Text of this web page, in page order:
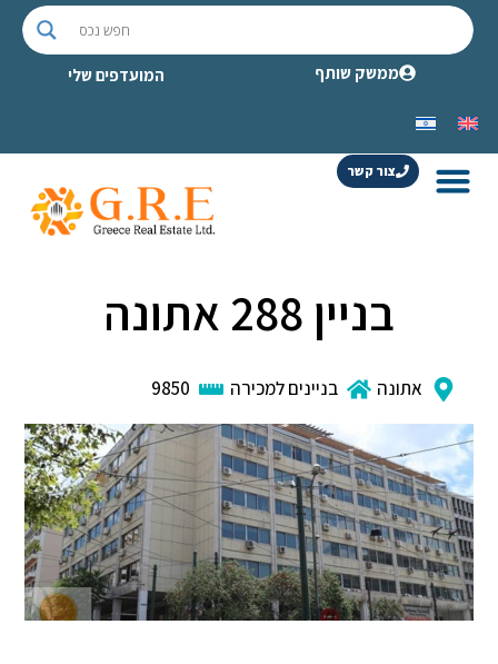
ממשק שותף המועדפים שלי
צור קשר
בניין 288 אתונה
אתונה בניינים למכירה 9850